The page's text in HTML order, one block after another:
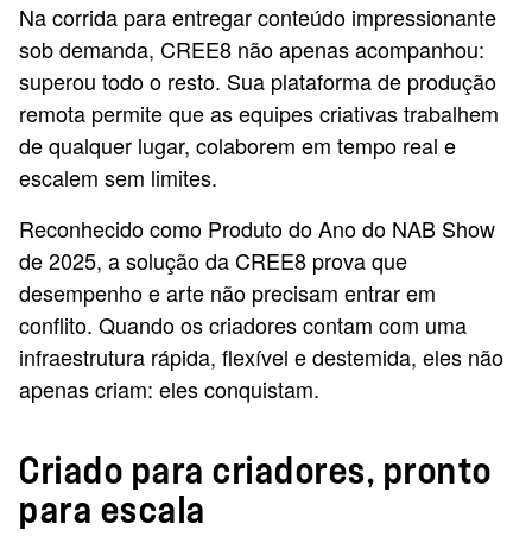
Na corrida para entregar conteúdo impressionante
sob demanda, CREE8 não apenas acompanhou:
superou todo o resto. Sua plataforma de produção
remota permite que as equipes criativas trabalhem
de qualquer lugar, colaborem em tempo real e
escalem sem limites.
Reconhecido como Produto do Ano do NAB Show
de 2025, a solução da CREE8 prova que
desempenho e arte não precisam entrar em
conflito. Quando os criadores contam com uma
infraestrutura rápida, flexível e destemida, eles não
apenas criam: eles conquistam.
Criado para criadores, pronto
para escala